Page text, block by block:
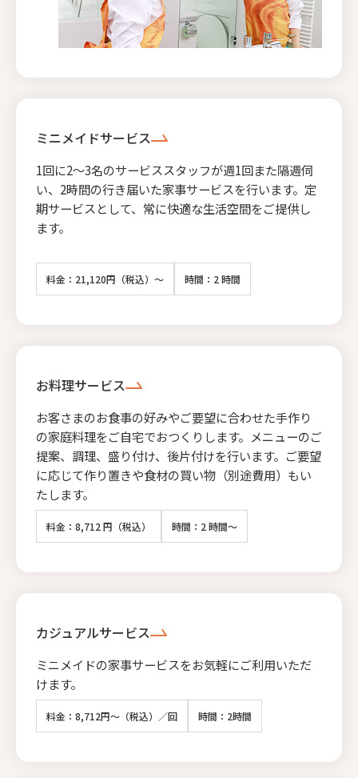
ミニメイドサービス
1回に2〜3名のサービススタッフが週1回また隔週伺
い、2時間の行き届いた家事サービスを行います。定
期サービスとして、常に快適な生活空間をご提供し
ます。
料金：21,120円（税込）～ 時間：2 時間
お料理サービス
お客さまのお食事の好みやご要望に合わせた手作り
の家庭料理をご自宅でおつくりします。メニューのご
提案、調理、盛り付け、後片付けを行います。ご要望
に応じて作り置きや食材の買い物（別途費用）もい
たします。
料金：8,712 円（税込） 時間：2 時間～
カジュアルサービス
ミニメイドの家事サービスをお気軽にご利用いただ
けます。
料金：8,712円～（税込）／回 時間：2時間